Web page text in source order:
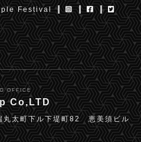
Festival
OFFICE
Co,LTD
太町下ル下堤町82 恵美須ビル